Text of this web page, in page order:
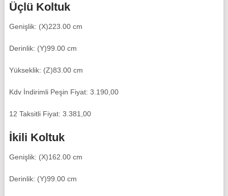
Üçlü Koltuk
Genişlik: (X)223.00 cm
Derinlik: (Y)99.00 cm
Yükseklik: (Z)83.00 cm
Kdv İndirimli Peşin Fiyat: 3.190,00
12 Taksitli Fiyat: 3.381,00
İkili Koltuk
Genişlik: (X)162.00 cm
Derinlik: (Y)99.00 cm